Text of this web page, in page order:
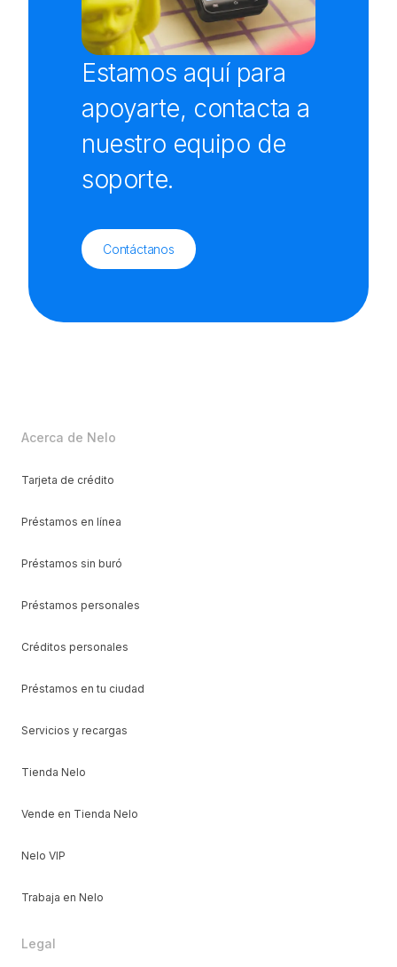
Estamos aquí para
apoyarte, contacta a
nuestro equipo de
soporte.
Contáctanos
Acerca de Nelo
Tarjeta de crédito
Préstamos en línea
Préstamos sin buró
Préstamos personales
Créditos personales
Préstamos en tu ciudad
Servicios y recargas
Tienda Nelo
Vende en Tienda Nelo
Nelo VIP
Trabaja en Nelo
Legal